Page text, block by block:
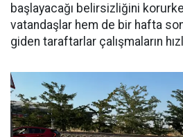
başlayacağı belirsizliğini
vatandaşlar hem de bir hafta
giden taraftarlar çalışmaların